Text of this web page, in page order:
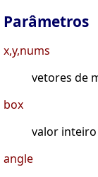
Parâmetros
x,y,nums
vetores de
box
valor inteiro
angle